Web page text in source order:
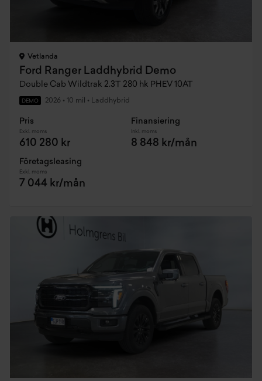
Vetlanda
Ford Ranger Laddhybrid Demo
Double Cab Wildtrak 2.3T 280 hk PHEV 10AT
DEMO 2026 • 10 mil • Laddhybrid
Pris
Exkl. moms
610 280 kr
Finansiering
Inkl. moms
8 848 kr/mån
Företagsleasing
Exkl. moms
7 044 kr/mån